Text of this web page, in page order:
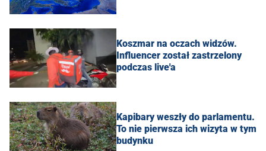
Koszmar na oczach widzów.
Influencer został zastrzelony
podczas live'a
Kapibary weszły do parlamentu.
To nie pierwsza ich wizyta w tym
budynku